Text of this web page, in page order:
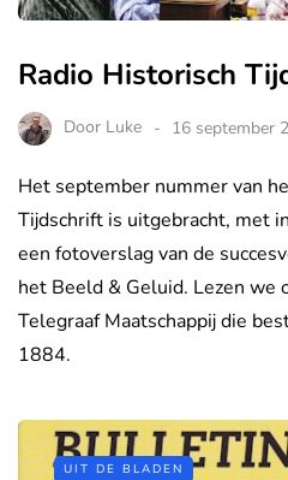
Radio Historisch
Door Luke 16 september
Het september nummer van
Tijdschrift is uitgebracht, met
een fotoverslag van de
het Beeld & Geluid. Lezen we
Telegraaf Maatschappij die
1884.
UIT DE BLADEN